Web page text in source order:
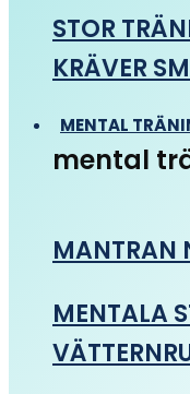
STOR
KRÄVER
MENTAL
mental
MANTRAN
MENTALA